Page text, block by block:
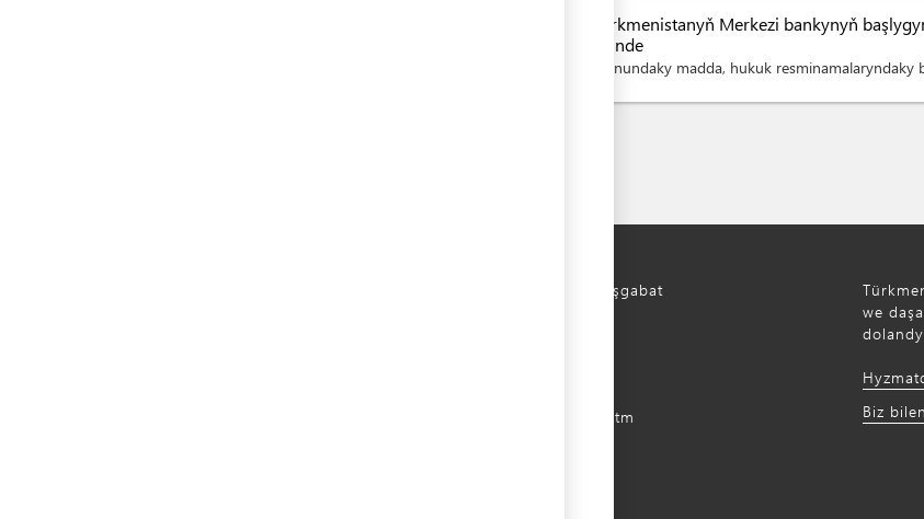
Türkmenistanyň Merkezi bankynyň
dilinde
Kanundaky madda, hukuk
744000, Türkmenistan, Aşgabat
www.mintradefer.gov.tm
we
Biz